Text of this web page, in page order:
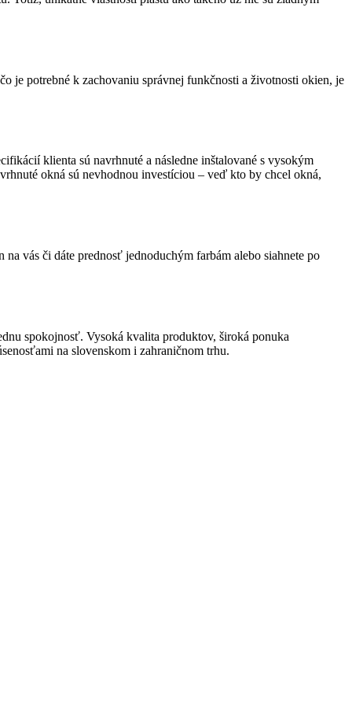
je potrebné k zachovaniu správnej funkčnosti a životnosti okien, je
klienta sú navrhnuté a následne inštalované s vysokým
okná sú nevhodnou investíciou – veď kto by chcel okná,
vás či dáte prednosť jednoduchým farbám alebo siahnete po
spokojnosť. Vysoká kvalita produktov, široká ponuka
na slovenskom i zahraničnom trhu.